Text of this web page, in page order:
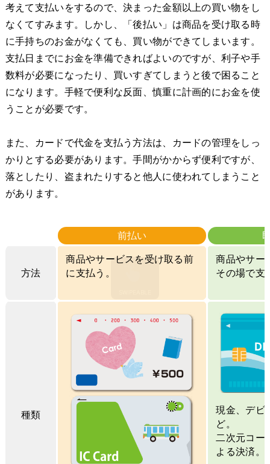
考えて支払いをするので、決まった金額以上の買い物をし
なくてすみます。しかし、「後払い」は商品を受け取る時
に手持ちのお金がなくても、買い物ができてしまいます。
支払日までにお金を準備できればよいのですが、利子や手
数料が必要になったり、買いすぎてしまうと後で困ること
になります。手軽で便利な反面、慎重に計画的にお金を使
うことが必要です。
また、カードで代金を支払う方法は、カードの管理をしっ
かりとする必要があります。手間がかからず便利ですが、
落としたり、盗まれたりすると他人に使われてしまうこと
があります。
前払い
方法
商品やサービスを受け取る前
に支払う。
商品やサー
その場で支
種類
現金、デビ
ど。
二次元コー
よる決済。